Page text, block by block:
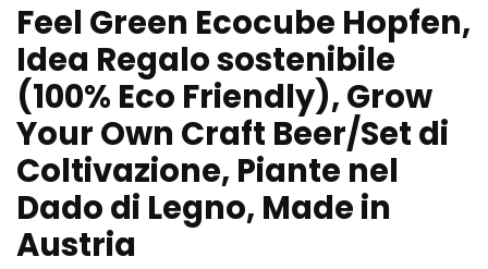
Feel Green Ecocube Hopfen,
Idea Regalo sostenibile
(100% Eco Friendly), Grow
Your Own Craft Beer/Set di
Coltivazione, Piante nel
Dado di Legno, Made in
Austria